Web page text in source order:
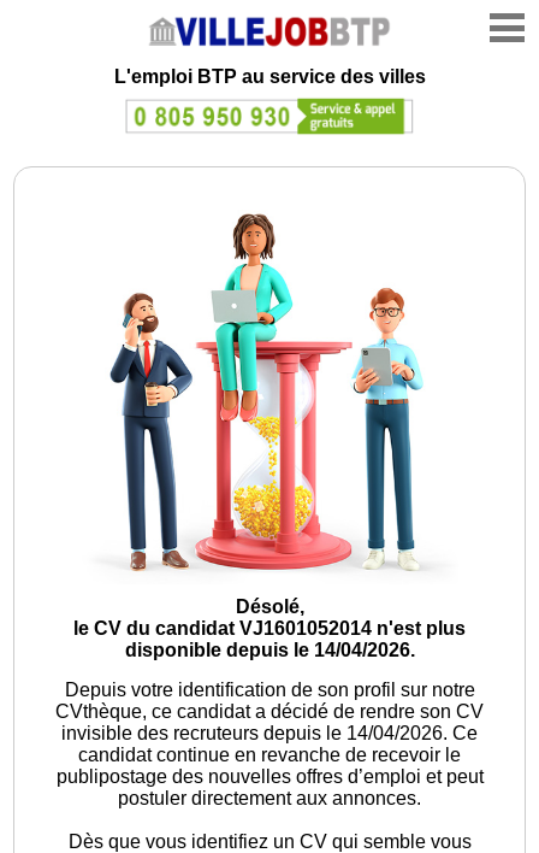
L'emploi BTP au service des villes
Désolé,
le CV du candidat VJ1601052014 n'est plus
disponible depuis le 14/04/2026.
Depuis votre identification de son profil sur notre
CVthèque, ce candidat a décidé de rendre son CV
invisible des recruteurs depuis le 14/04/2026. Ce
candidat continue en revanche de recevoir le
publipostage des nouvelles offres d’emploi et peut
postuler directement aux annonces.
Dès que vous identifiez un CV qui semble vous